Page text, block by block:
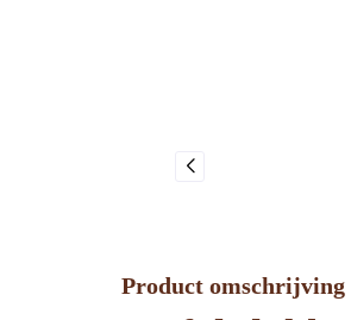
Product omschrijving